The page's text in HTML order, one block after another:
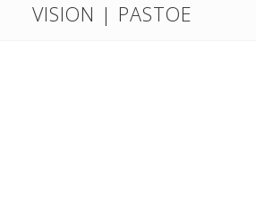
VISION | PASTOE